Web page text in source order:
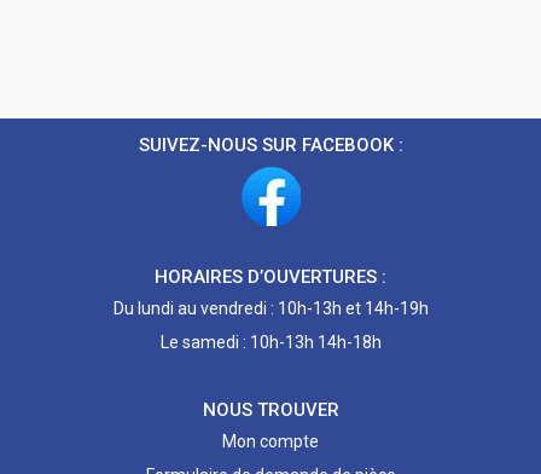
SUIVEZ-NOUS SUR FACEBOOK :
HORAIRES D’OUVERTURES :
Du lundi au vendredi : 10h-13h et 14h-19h
Le samedi : 10h-13h 14h-18h
NOUS TROUVER
Mon compte